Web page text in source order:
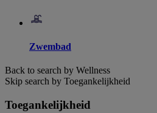
Zwembad
Back to search by Wellness
Skip search by Toegankelijkheid
Toegankelijkheid